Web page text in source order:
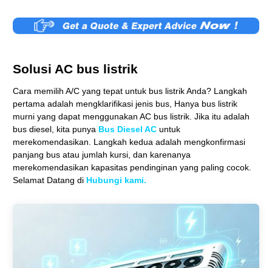
Solusi AC bus listrik
Cara memilih A/C yang tepat untuk bus listrik Anda? Langkah
pertama adalah mengklarifikasi jenis bus, Hanya bus listrik
murni yang dapat menggunakan AC bus listrik. Jika itu adalah
bus diesel, kita punya Bus Diesel AC untuk
merekomendasikan. Langkah kedua adalah mengkonfirmasi
panjang bus atau jumlah kursi, dan karenanya
merekomendasikan kapasitas pendinginan yang paling cocok.
Selamat Datang di Hubungi kami.